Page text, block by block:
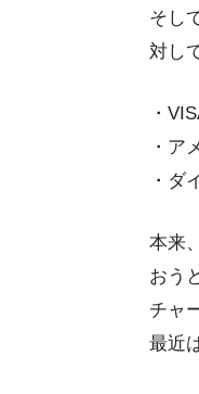
そし
対し
・
・ア
・ダ
本来
おう
チャ
最近